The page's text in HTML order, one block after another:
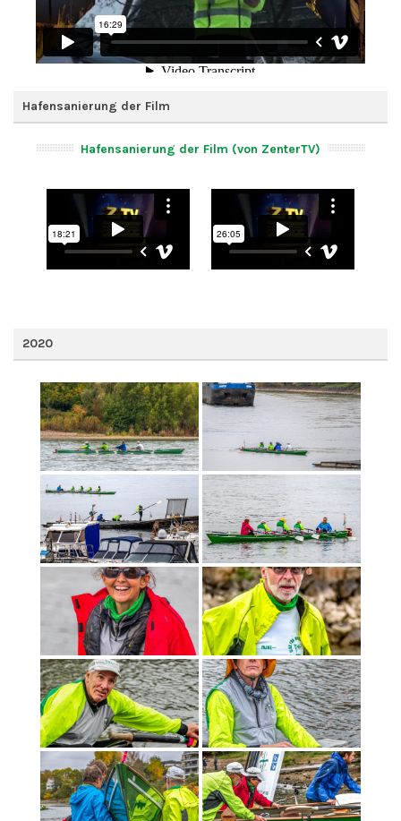
Hafensanierung der Film
Hafensanierung der Film (von ZenterTV)
2020